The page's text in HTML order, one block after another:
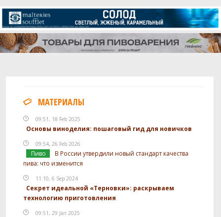
МАТЕРИАЛЫ
09:51, 18 Feb 2025
Основы виноделия: пошаговый гид для новичков
09:54, 26 Feb 2026
Пиво
В России утвердили новый стандарт качества
пива: что изменится
11:10, 6 Sep 2024
Секрет идеальной «Терновки»: раскрываем
технологию приготовления
09:51, 29 Jan 2025